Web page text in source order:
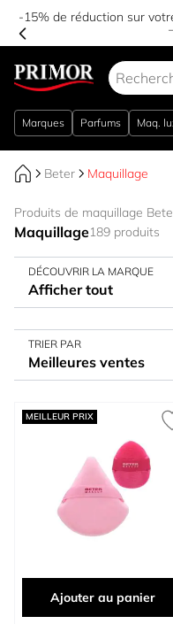
-15% de réduction sur
Marques Parfums Maq.
Beter Maquillage
Produits de maquillage
Maquillage189 produits
DÉCOUVRIR LA MARQUE
Afficher tout
TRIER PAR
Meilleures ventes
MEILLEUR PRIX
Ajouter au panier